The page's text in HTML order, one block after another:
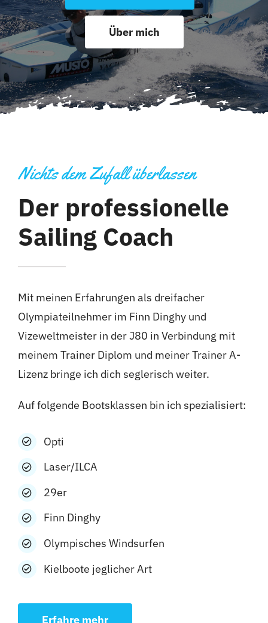
Über mich
Nichts dem Zufall überlassen
Der professionelle
Sailing Coach
Mit meinen Erfahrungen als dreifacher
Olympiateilnehmer im Finn Dinghy und
Vizeweltmeister in der J80 in Verbindung mit
meinem Trainer Diplom und meiner Trainer A-
Lizenz bringe ich dich seglerisch weiter.
Auf folgende Bootsklassen bin ich spezialisiert:
Opti
Laser/ILCA
29er
Finn Dinghy
Olympisches Windsurfen
Kielboote jeglicher Art
Erfahre mehr